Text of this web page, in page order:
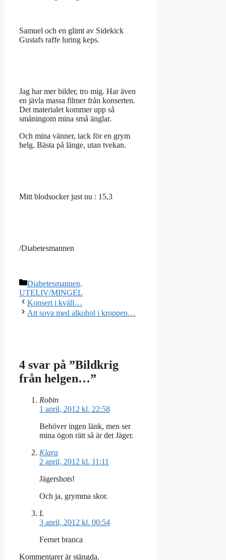
Samuel och en glimt av Sidekick
Gustafs raffe luring keps.
Jag har mer bilder, tro mig. Har även
en jävla massa filmer från konserten.
Det materialet kommer upp så
småningom mina små änglar.
Och mina vänner, tack för en grym
helg. Bästa på länge, utan tvekan.
Mitt blodsocker just nu : 15,3
/Diabetesmannen
Kategorier
Diabetesmannen,
UTELIV/MINGEL
Konsert i kväll…
Att sova med alkohol i kroppen…
4 svar på ”Bildkrig
från helgen…”
Robin
1 april, 2012 kl. 22:58
Behöver ingen länk, men ser
mina ögon rätt så är det Jäger.
Klara
2 april, 2012 kl. 11:11
Jägershots!
Och ja, grymma skor.
L
3 april, 2012 kl. 00:54
Fernet branca
Kommentarer är stängda.